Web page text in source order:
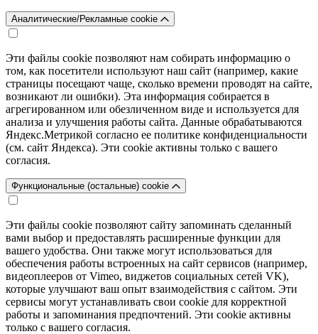
Аналитические/Рекламные cookie
Эти файлы cookie позволяют нам собирать информацию о
том, как посетители используют наш сайт (например, какие
страницы посещают чаще, сколько времени проводят на сайте,
возникают ли ошибки). Эта информация собирается в
агрегированном или обезличенном виде и используется для
анализа и улучшения работы сайта. Данные обрабатываются
Яндекс.Метрикой согласно ее политике конфиденциальности
(см. сайт Яндекса). Эти cookie активны только с вашего
согласия.
Функциональные (остальные) cookie
Эти файлы cookie позволяют сайту запоминать сделанный
вами выбор и предоставлять расширенные функции для
вашего удобства. Они также могут использоваться для
обеспечения работы встроенных на сайт сервисов (например,
видеоплееров от Vimeo, виджетов социальных сетей VK),
которые улучшают ваш опыт взаимодействия с сайтом. Эти
сервисы могут устанавливать свои cookie для корректной
работы и запоминания предпочтений. Эти cookie активны
только с вашего согласия.